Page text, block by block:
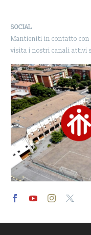
SOCIAL
Mantieniti in contatto con
visita i nostri canali attivi
Player